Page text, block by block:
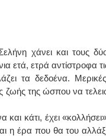
χάνει και τους
ετά, ετρά αντίστροφα
τα δεδοένα.
ζωής της ώσπου να
κάτι, έχει
η έρα που θα του